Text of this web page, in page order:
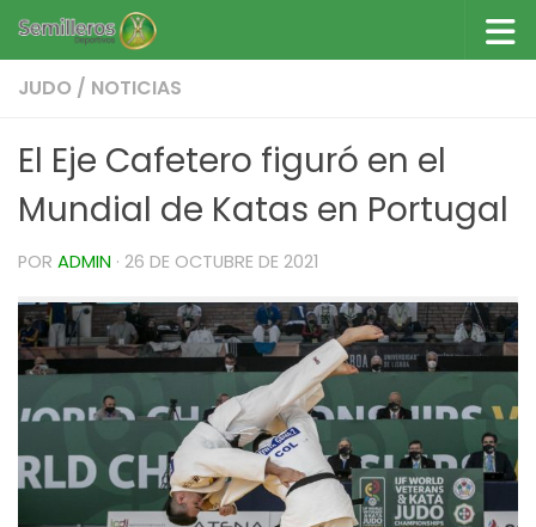
Saltar al contenido
JUDO / NOTICIAS
El Eje Cafetero figuró en el
Mundial de Katas en Portugal
POR ADMIN · 26 DE OCTUBRE DE 2021